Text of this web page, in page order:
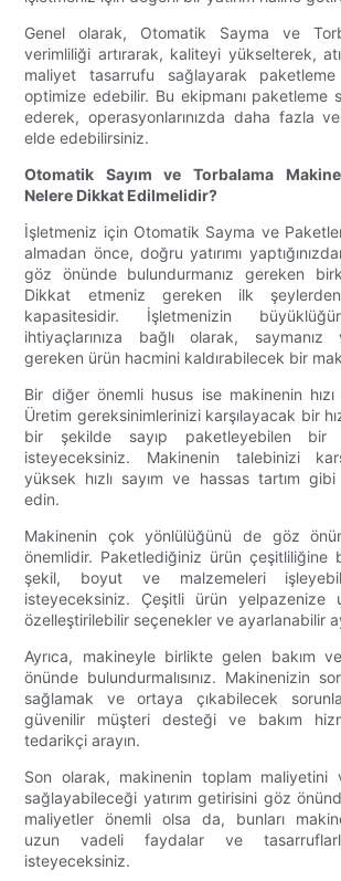
Genel olarak, Otomatik Sayma ve
verimliliği artırarak, kaliteyi yükselterek,
maliyet tasarrufu sağlayarak paketleme
optimize edebilir. Bu ekipmanı paketleme
ederek, operasyonlarınızda daha fazla
elde edebilirsiniz.
Otomatik Sayım ve Torbalama
Nelere Dikkat Edilmelidir?
İşletmeniz için Otomatik Sayma ve
almadan önce, doğru yatırımı
göz önünde bulundurmanız gereken
Dikkat etmeniz gereken ilk
kapasitesidir. İşletmenizin
ihtiyaçlarınıza bağlı olarak,
gereken ürün hacmini kaldırabilecek bir
Bir diğer önemli husus ise makinenin
Üretim gereksinimlerinizi karşılayacak bir
bir şekilde sayıp paketleyebilen bir
isteyeceksiniz. Makinenin talebinizi
yüksek hızlı sayım ve hassas tartım
edin.
Makinenin çok yönlülüğünü de göz
önemlidir. Paketlediğiniz ürün çeşitliliğine
şekil, boyut ve malzemeleri
isteyeceksiniz. Çeşitli ürün yelpazenize
özelleştirilebilir seçenekler ve ayarlanabilir
Ayrıca, makineyle birlikte gelen bakım
önünde bulundurmalısınız. Makinenizin
sağlamak ve ortaya çıkabilecek
güvenilir müşteri desteği ve bakım
tedarikçi arayın.
Son olarak, makinenin toplam maliyetini
sağlayabileceği yatırım getirisini göz
maliyetler önemli olsa da, bunları
uzun vadeli faydalar ve tasarruflarla
isteyeceksiniz.